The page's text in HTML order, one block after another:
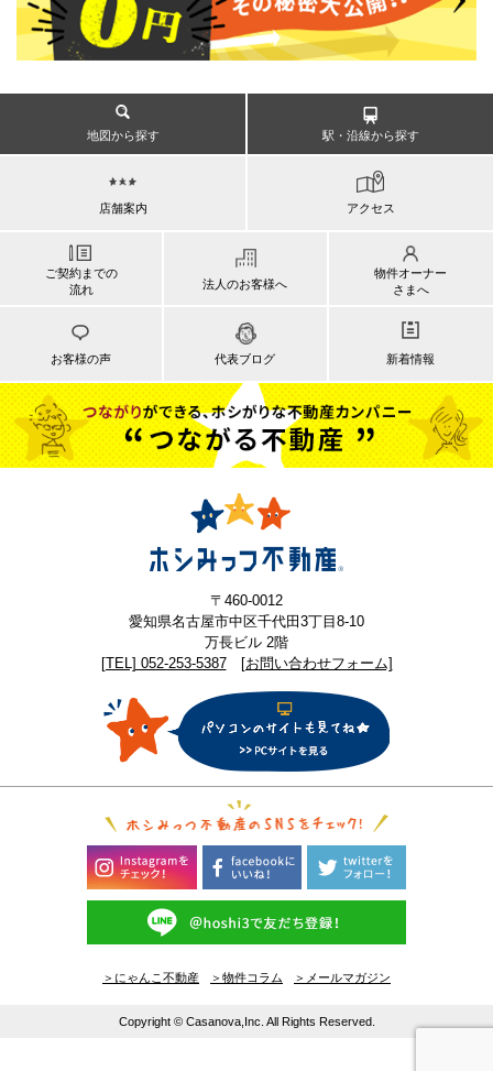
地図から探す 駅・沿線から探す
店舗案内 アクセス
ご契約までの
流れ
法人のお客様へ
物件オーナー
さまへ
お客様の声 代表ブログ 新着情報
〒460-0012
愛知県名古屋市中区千代田3丁目8-10
万長ビル 2階
[TEL] 052-253-5387
[お問い合わせフォーム]
＞にゃんこ不動産 ＞物件コラム ＞メールマガジン
Copyright © Casanova,Inc. All Rights Reserved.